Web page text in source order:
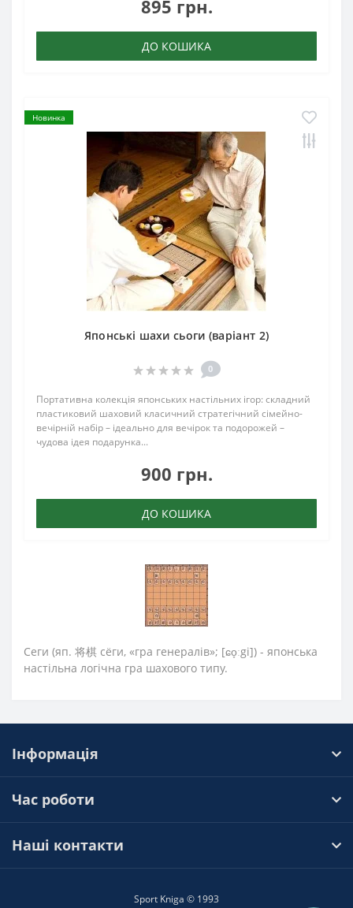
895 грн.
ДО КОШИКА
Новинка
Японські шахи сьоги (варіант 2)
0
Портативна колекція японських настільних ігор: складний
пластиковий шаховий класичний стратегічний сімейно-
вечірній набір – ідеально для вечірок та подорожей –
чудова ідея подарунка...
900 грн.
ДО КОШИКА
Сеги (яп. 将棋 сёги, «гра генералів»; [ɕo̞ːgi]) - японська
настільна логічна гра шахового типу.
Інформація
Час роботи
Наші контакти
Sport Kniga © 1993